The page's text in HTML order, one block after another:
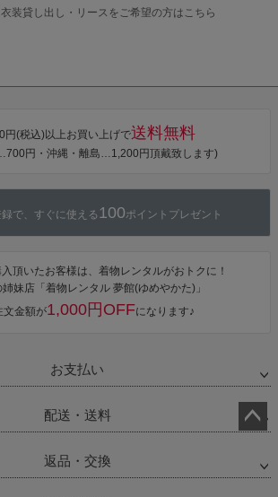
ス 簡
大人
装貸し出し・リースをご希望の方はこちら
ップ
円(税込)以上お買い上げで送料無料
円・沖縄・離島…1,200円頂戴致します)
で、すぐに使える 100ポイントプレゼント
頂いたお客様は、着物レンタルがおトクに！
妹店「着物レンタル 夢館(ゆめやかた)」
文金額が1,000円OFFになります♪
お支払い
配送・送料
返品・交換